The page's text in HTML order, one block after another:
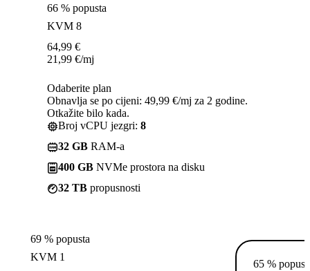
66 % popusta
KVM 8
64,99 €
21,99 €/mj
Odaberite plan
Obnavlja se po cijeni: 49,99 €/mj za 2 godine.
Otkažite bilo kada.
Broj vCPU jezgri: 8
32 GB RAM-a
400 GB NVMe prostora na disku
32 TB propusnosti
69 % popusta
KVM 1
65 %